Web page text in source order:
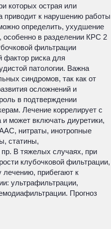
которых острая или
приводит к нарушению работы
определить, ухудшение
особенно в разделении КРС 2
фильтрации
фактор риска для
патологии. Важна
синдромов, так как от
осложнений и
в подтверждении
Лечение коррелирует с
и может включать диуретики,
нитраты, инотропные
статины,
пр. В тяжелых случаях, при
клубочковой фильтрации,
лечению, прибегают к
ультрафильтрации,
Прогноз